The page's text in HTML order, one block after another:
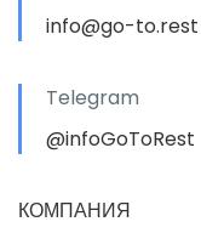
info@go-to.rest
Telegram
@infoGoToRest
КОМПАНИЯ